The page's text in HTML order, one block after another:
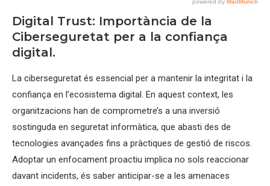
Digital Trust: Importància de la
Ciberseguretat per a la confiança
digital.
La ciberseguretat és essencial per a mantenir la integritat i la
confiança en l’ecosistema digital. En aquest context, les
organitzacions han de comprometre’s a una inversió
sostinguda en seguretat informàtica, que abasti des de
tecnologies avançades fins a pràctiques de gestió de riscos.
Adoptar un enfocament proactiu implica no sols reaccionar
davant incidents, és saber anticipar-se a les amenaces